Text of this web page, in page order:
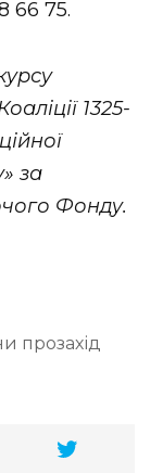
66 75.
1325-
за
Фонду.
прозахід